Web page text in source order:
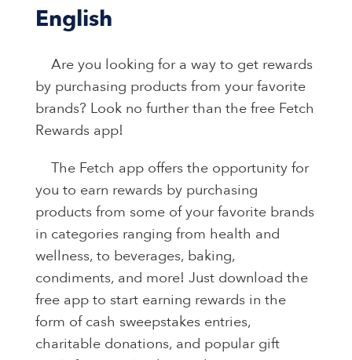
English
Are you looking for a way to get rewards
by purchasing products from your favorite
brands? Look no further than the free Fetch
Rewards app!
The Fetch app offers the opportunity for
you to earn rewards by purchasing
products from some of your favorite brands
in categories ranging from health and
wellness, to beverages, baking,
condiments, and more! Just download the
free app to start earning rewards in the
form of cash sweepstakes entries,
charitable donations, and popular gift